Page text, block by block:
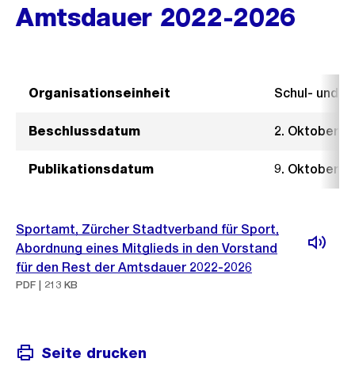
Amtsdauer 2022-2026
Organisationseinheit Schul- und
Beschlussdatum 2. Oktober
Publikationsdatum 9. Oktober
Sportamt, Zürcher Stadtverband für Sport,
Abordnung eines Mitglieds in den Vorstand
für den Rest der Amtsdauer 2022-2026
PDF | 213 KB
Seite drucken